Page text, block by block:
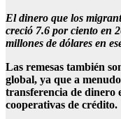
El dinero que los
creció 7.6 por ciento en
millones de dólares en
Las remesas también
global, ya que a
transferencia de dinero
cooperativas de crédito.